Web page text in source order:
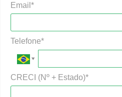
Email*
Telefone*
CRECI (Nº + Estado)*